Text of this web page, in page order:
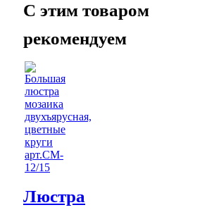
C этим товаром
рекомендуем
Люстра